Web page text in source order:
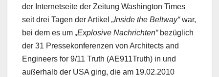
der Internetseite der Zeitung Washington Times
seit drei Tagen der Artikel „Inside the Beltway“war,
bei dem es um „Explosive Nachrichten“bezüglich
der 31 Pressekonferenzen von Architects and
Engineers for 9/11 Truth (AE911Truth) in und
außerhalb der USA ging, die am 19.02.2010